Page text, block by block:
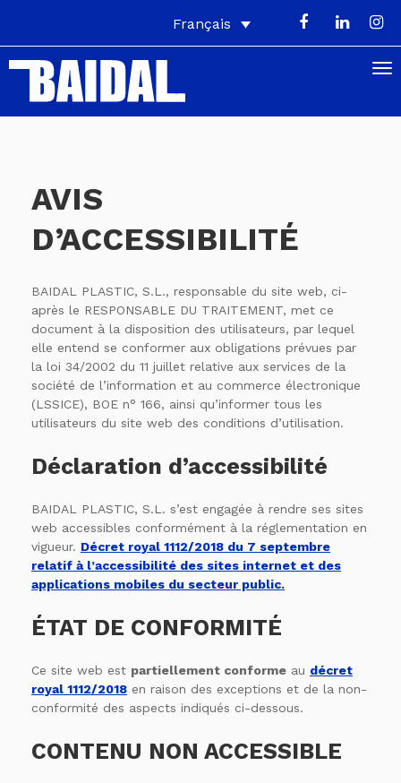
Français
Accessibilité
AVIS
D’ACCESSIBILITÉ
BAIDAL PLASTIC, S.L., responsable du site web, ci-
après le RESPONSABLE DU TRAITEMENT, met ce
document à la disposition des utilisateurs, par lequel
elle entend se conformer aux obligations prévues par
la loi 34/2002 du 11 juillet relative aux services de la
société de l’information et au commerce électronique
(LSSICE), BOE n° 166, ainsi qu’informer tous les
utilisateurs du site web des conditions d’utilisation.
Déclaration d’accessibilité
BAIDAL PLASTIC, S.L. s’est engagée à rendre ses sites
web accessibles conformément à la réglementation en
vigueur. Décret royal 1112/2018 du 7 septembre
relatif à l’accessibilité des sites internet et des
applications mobiles du secteur public.
ÉTAT DE CONFORMITÉ
Ce site web est partiellement conforme au décret
royal 1112/2018 en raison des exceptions et de la non-
conformité des aspects indiqués ci-dessous.
CONTENU NON ACCESSIBLE